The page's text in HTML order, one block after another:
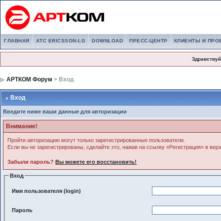
ГЛАВНАЯ АТС ERICSSON-LG DOWNLOAD ПРЕСС-ЦЕНТР КЛИЕНТЫ И
АРТКОМ Форум > Вход
Вход
Введите ниже ваши данные для авторизации
Внимание!
Пройти авторизацию могут только зарегистрированные пользователи.
Если вы не зарегистрированы, сделайте это, нажав на ссылку «Регистрация» в
Забыли пароль? Вы можете его восстановить!
Вход
Имя пользователя (login)
Пароль